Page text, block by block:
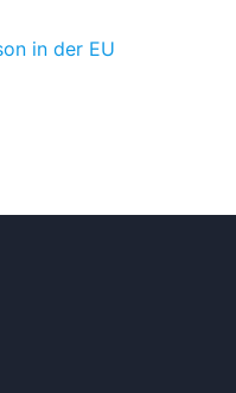
in der EU